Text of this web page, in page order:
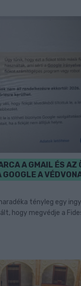
A GMAIL ÉS AZ
A
tényleg egy
hogy megvédje a